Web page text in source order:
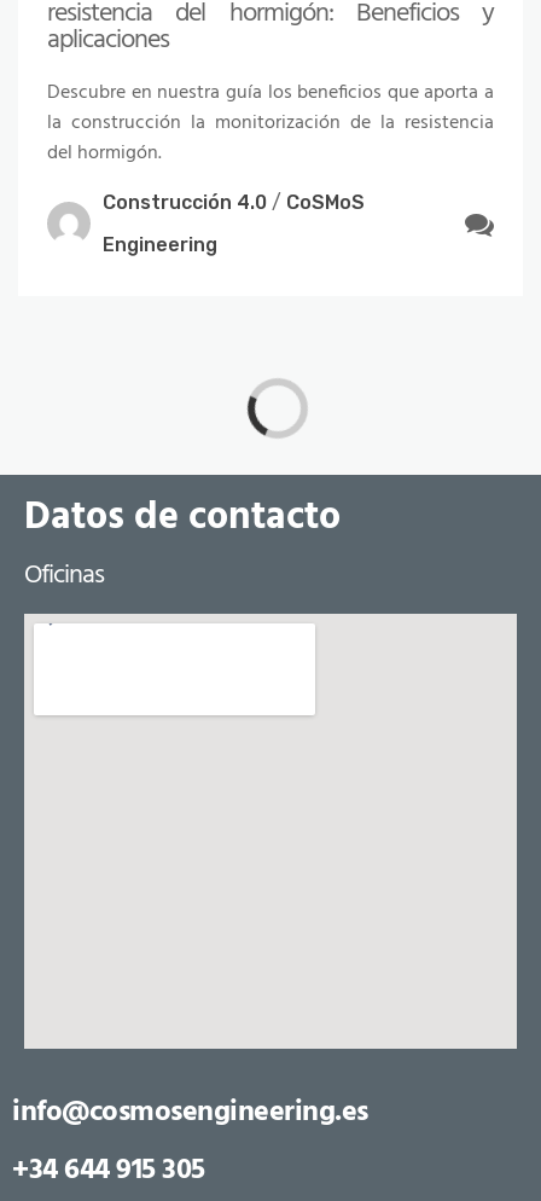
resistencia del hormigón: Beneficios y
aplicaciones
Descubre en nuestra guía los beneficios que aporta a
la construcción la monitorización de la resistencia
del hormigón.
Construcción 4.0 / CoSMoS
Engineering
Datos de contacto
Oficinas
info@cosmosengineering.es
+34 644 915 305